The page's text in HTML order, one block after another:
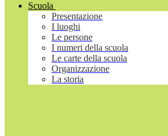
Scuola
Presentazione
I luoghi
Le persone
I numeri della scuola
Le carte della scuola
Organizzazione
La storia